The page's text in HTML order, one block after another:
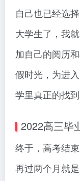
自己也已经选
大学生了，我
加自己的阅历
假时光，为进
学里真正的找
2022高三毕
终于，高考结
再过两个月就